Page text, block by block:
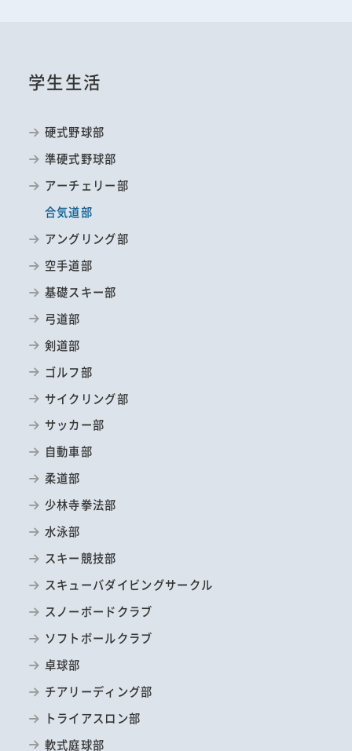
学生生活
硬式野球部
準硬式野球部
アーチェリー部
合気道部
アングリング部
空手道部
基礎スキー部
弓道部
剣道部
ゴルフ部
サイクリング部
サッカー部
自動車部
柔道部
少林寺拳法部
水泳部
スキー競技部
スキューバダイビングサークル
スノーボードクラブ
ソフトボールクラブ
卓球部
チアリーディング部
トライアスロン部
軟式庭球部